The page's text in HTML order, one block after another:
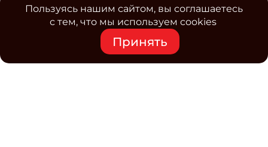
Пользуясь нашим сайтом, вы соглашаетесь
с тем, что мы используем cookies
Принять